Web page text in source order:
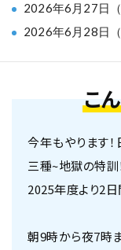
2026年6月27日
2026年6月28日
こ
今年もやります
三種~地獄の特訓
2025年度より2日
朝9時から夜7時